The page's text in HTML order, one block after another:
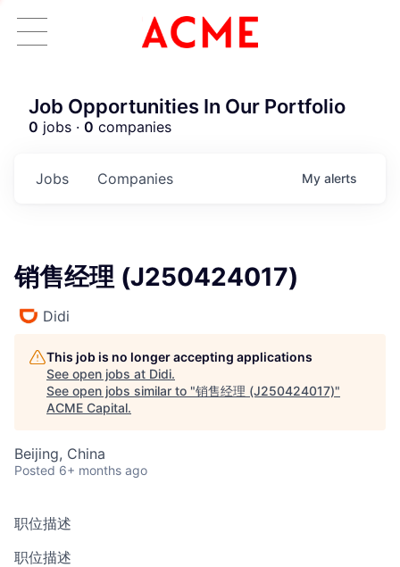
Job Opportunities In Our Portfolio
0 jobs · 0 companies
Jobs Companies My alerts
销售经理 (J250424017)
Didi
This job is no longer accepting applications
See open jobs at Didi.
See open jobs similar to "销售经理 (J250424017)"
ACME Capital.
Beijing, China
Posted 6+ months ago
职位描述
职位描述